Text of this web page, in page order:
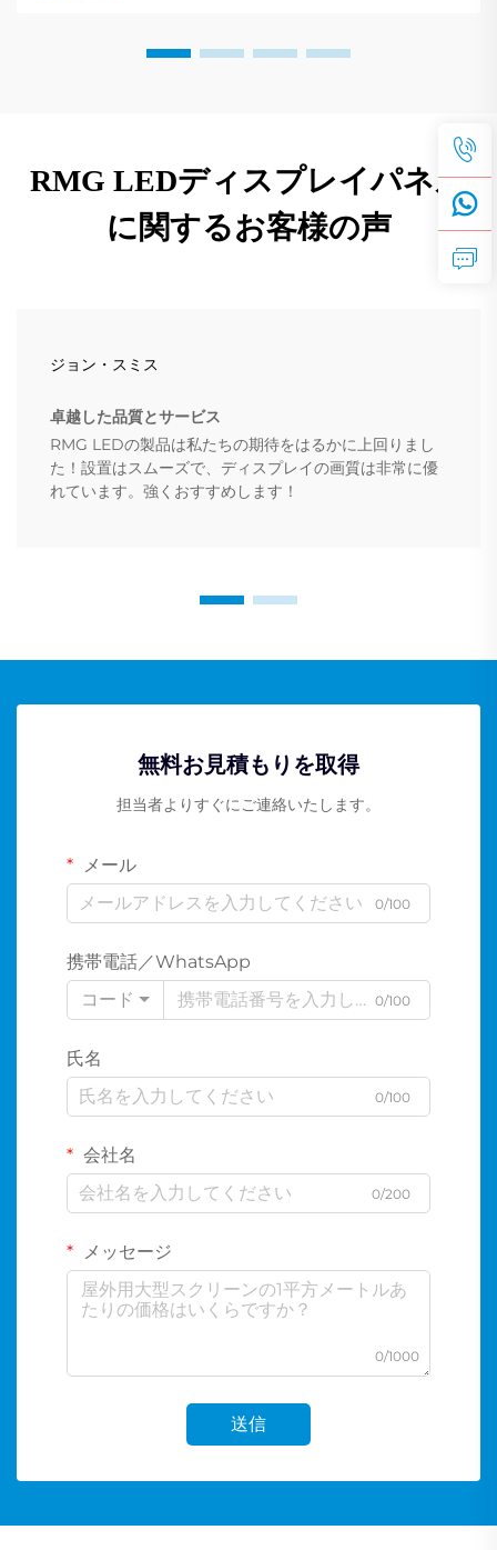
RMG LEDディスプレイパネル
に関するお客様の声
ジョン・スミス
卓越した品質とサービス
RMG LEDの製品は私たちの期待をはるかに上回りまし
た！設置はスムーズで、ディスプレイの画質は非常に優
れています。強くおすすめします！
無料お見積もりを取得
担当者よりすぐにご連絡いたします。
メール
0/100
携帯電話／WhatsApp
コード
0/100
氏名
0/100
会社名
0/200
メッセージ
0/1000
送信